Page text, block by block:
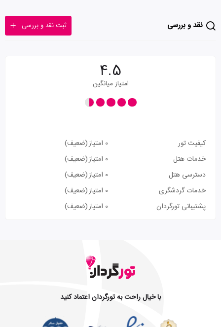
نقد و بررسی ثبت نقد و بررسی
4.5
امتیاز میانگین
کیفیت تور 0 امتیاز
(ضعیف)
خدمات هتل
0 امتیاز
(ضعیف)
دسترسی هتل
0 امتیاز
(ضعیف)
خدمات گردشگری
0 امتیاز
(ضعیف)
پشتیبانی تورگردان
0 امتیاز (ضعیف)
با خیال راحت به تورگردان اعتماد کنید